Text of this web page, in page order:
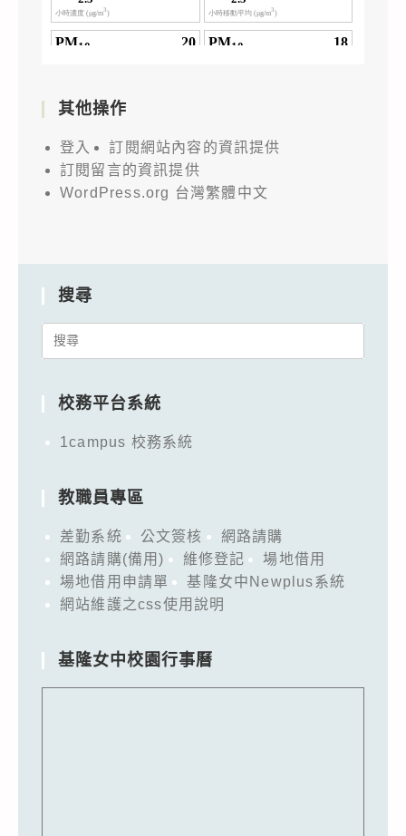
其他操作
登入
訂閱網站內容的資訊提供
訂閱留言的資訊提供
WordPress.org 台灣繁體中文
搜尋
Search
校務平台系統
1campus 校務系統
教職員專區
差勤系統 公文簽核
網路請購
網路請購(備用)
維修登記
場地借用
場地借用申請單
基隆女中Newplus系統
網站維護之css使用說明
基隆女中校園行事曆